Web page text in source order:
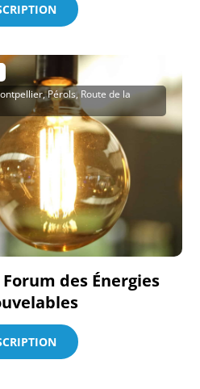
Pérols, Route de la
Forum des Énergies